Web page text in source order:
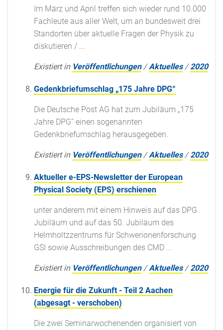
Im März und April treffen sich wieder rund 10.000
Fachleute aus aller Welt, um an bundesweit drei
Standorten über aktuelle Fragen der Physik zu
diskutieren / ...
Existiert in Veröffentlichungen /Aktuelles /2020
Gedenkbriefumschlag „175 Jahre DPG“
Die Deutsche Post AG hat zum Jubiläum „175
Jahre DPG“ einen sogenannten
Gedenkbriefumschlag herausgegeben.
Existiert in Veröffentlichungen /Aktuelles /2020
Aktueller e-EPS-Newsletter der European
Physical Society (EPS) erschienen
unter anderem mit einem Hinweis auf das DPG
Jubiläum und auf das 50. Jubiläum des
Helmholtzzentrums für Schwerionenforschung
GSI sowie Ausschreibungen des CMD ...
Existiert in Veröffentlichungen /Aktuelles /2020
Energie für die Zukunft - Teil 2 Aachen
(abgesagt - verschoben)
Die zwei Seminarwochenenden organisiert von